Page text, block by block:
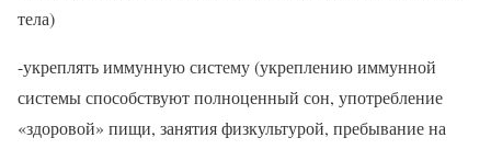
тела)
-укреплять иммунную систему (укреплению иммунной
системы способствуют полноценный сон, употребление
«здоровой» пищи, занятия физкультурой, пребывание на